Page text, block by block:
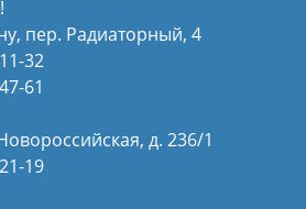
пер. Радиаторный, 4
32
61
д. 236/1
19